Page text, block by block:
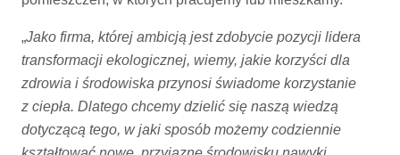
„Jako firma, której ambicją jest zdobycie pozycji lidera
transformacji ekologicznej, wiemy, jakie korzyści dla
zdrowia i środowiska przynosi świadome korzystanie
z ciepła. Dlatego chcemy dzielić się naszą wiedzą
dotyczącą tego, w jaki sposób możemy codziennie